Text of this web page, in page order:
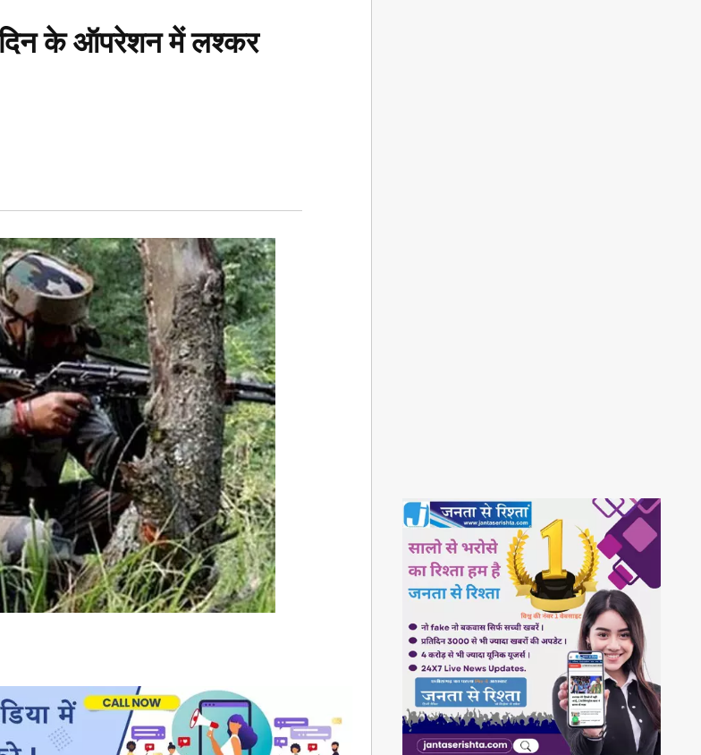
दिन के ऑपरेशन में लश्कर